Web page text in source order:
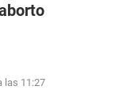
las 11:27